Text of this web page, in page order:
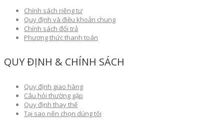
Chính sách riêng tư
Quy định và điều khoản chung
Chính sách đổi trả
Phương thức thanh toán
QUY ĐỊNH & CHÍNH SÁCH
Quy định giao hàng
Câu hỏi thường gặp
Quy định thay thế
Tại sao nên chọn dúng tôi